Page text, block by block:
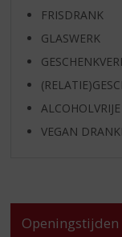
FRISDRANK
GLASWERK
VEGAN
Openingstijden